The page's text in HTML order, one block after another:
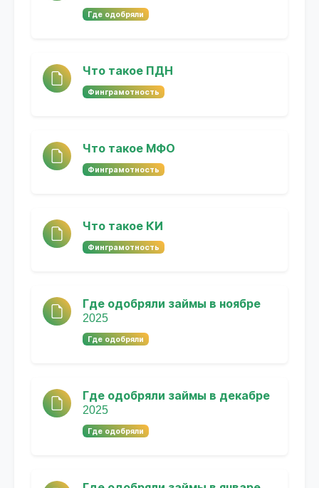
Где одобряли
Что такое ПДН
Финграмотность
Что такое МФО
Финграмотность
Что такое КИ
Финграмотность
Где одобряли займы в ноябре
2025
Где одобряли
Где одобряли займы в декабре
2025
Где одобряли